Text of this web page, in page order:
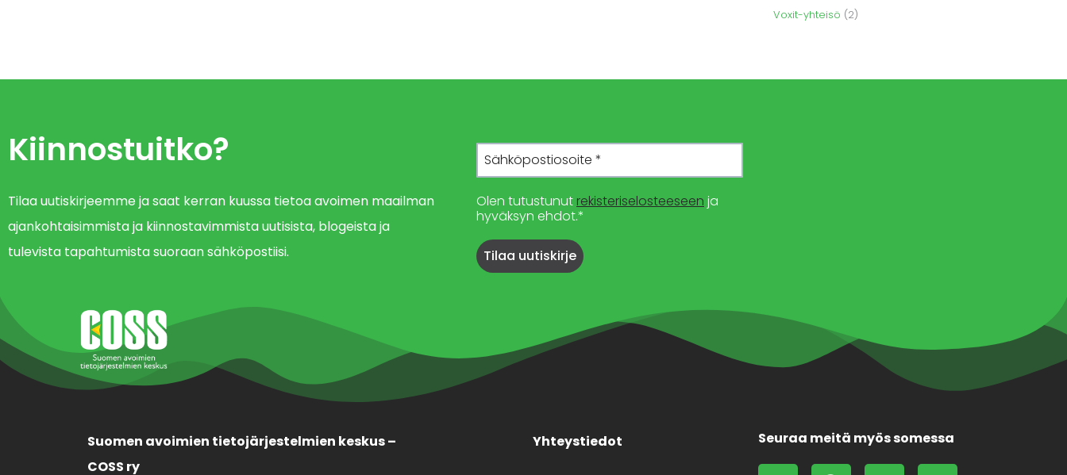
Voxit-yhteisö (2)
Kiinnostuitko?
Tilaa uutiskirjeemme ja saat kerran kuussa tietoa avoimen maailman
ajankohtaisimmista ja kiinnostavimmista uutisista, blogeista ja
tulevista tapahtumista suoraan sähköpostiisi.
Olen tutustunut rekisteriselosteeseen ja
hyväksyn ehdot.*
Suomen avoimien tietojärjestelmien keskus –
COSS ry
Yhteystiedot Seuraa meitä myös somessa